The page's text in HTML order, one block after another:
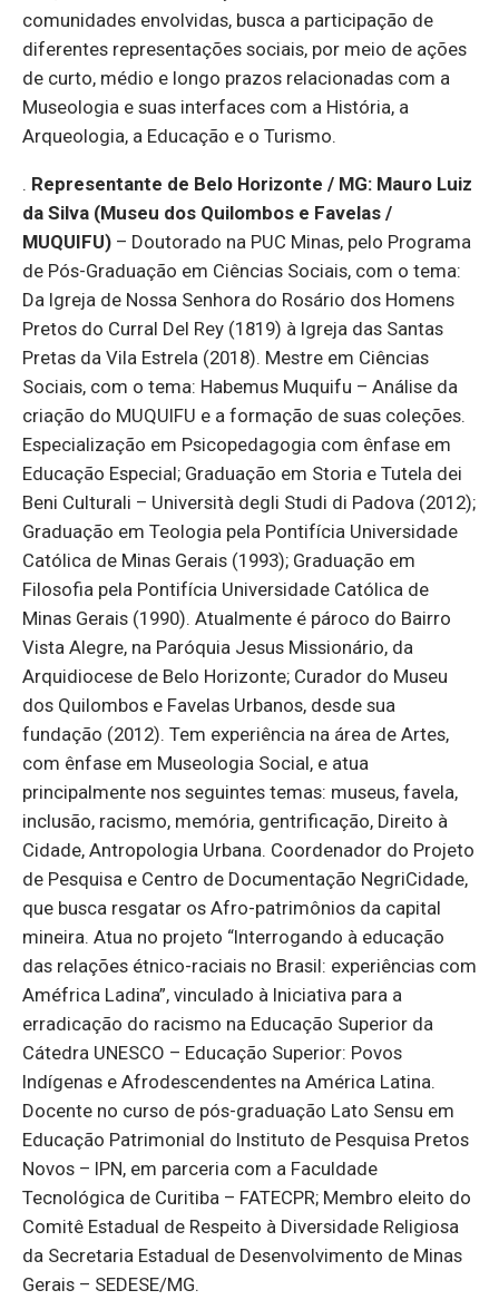
comunidades envolvidas, busca a participação de
diferentes representações sociais, por meio de ações
de curto, médio e longo prazos relacionadas com a
Museologia e suas interfaces com a História, a
Arqueologia, a Educação e o Turismo.
. Representante de Belo Horizonte / MG: Mauro Luiz
da Silva (Museu dos Quilombos e Favelas /
MUQUIFU) – Doutorado na PUC Minas, pelo Programa
de Pós-Graduação em Ciências Sociais, com o tema:
Da Igreja de Nossa Senhora do Rosário dos Homens
Pretos do Curral Del Rey (1819) à Igreja das Santas
Pretas da Vila Estrela (2018). Mestre em Ciências
Sociais, com o tema: Habemus Muquifu – Análise da
criação do MUQUIFU e a formação de suas coleções.
Especialização em Psicopedagogia com ênfase em
Educação Especial; Graduação em Storia e Tutela dei
Beni Culturali – Università degli Studi di Padova (2012);
Graduação em Teologia pela Pontifícia Universidade
Católica de Minas Gerais (1993); Graduação em
Filosofia pela Pontifícia Universidade Católica de
Minas Gerais (1990). Atualmente é pároco do Bairro
Vista Alegre, na Paróquia Jesus Missionário, da
Arquidiocese de Belo Horizonte; Curador do Museu
dos Quilombos e Favelas Urbanos, desde sua
fundação (2012). Tem experiência na área de Artes,
com ênfase em Museologia Social, e atua
principalmente nos seguintes temas: museus, favela,
inclusão, racismo, memória, gentrificação, Direito à
Cidade, Antropologia Urbana. Coordenador do Projeto
de Pesquisa e Centro de Documentação NegriCidade,
que busca resgatar os Afro-patrimônios da capital
mineira. Atua no projeto “Interrogando à educação
das relações étnico-raciais no Brasil: experiências com
Améfrica Ladina”, vinculado à Iniciativa para a
erradicação do racismo na Educação Superior da
Cátedra UNESCO – Educação Superior: Povos
Indígenas e Afrodescendentes na América Latina.
Docente no curso de pós-graduação Lato Sensu em
Educação Patrimonial do Instituto de Pesquisa Pretos
Novos – IPN, em parceria com a Faculdade
Tecnológica de Curitiba – FATECPR; Membro eleito do
Comitê Estadual de Respeito à Diversidade Religiosa
da Secretaria Estadual de Desenvolvimento de Minas
Gerais – SEDESE/MG.